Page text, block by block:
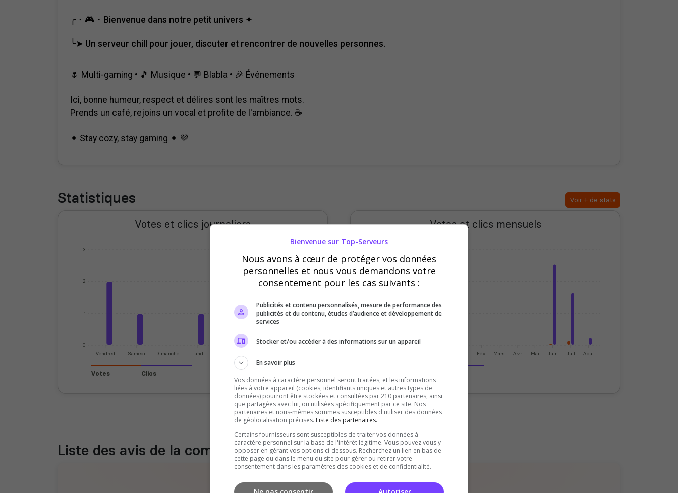
╭・🎮・Bienvenue dans notre petit univers ✦
╰➤ Un serveur chill pour jouer, discuter et rencontrer de nouvelles personnes.
🌷 Multi-gaming • 🎵 Musique • 💬 Blabla • 🎉 Événements
Ici, bonne humeur, respect et délires sont les maîtres mots.
Prends un café, rejoins un vocal et profite de l'ambiance. ☕
✦ Stay cozy, stay gaming ✦ 💜
Statistiques Voir + de stats
Votes et clics journaliers
0
1
2
3
Vendredi Samedi Dimanche Lundi
Votes Clics
Votes et clics mensuels
0
20
40
Fév Mars Avr Mai Juin Juil Aout
Liste des avis de la communauté
Bienvenue sur Top-Serveurs
Nous avons à cœur de protéger vos données
personnelles et nous vous demandons votre
consentement pour les cas suivants :
Publicités et contenu personnalisés, mesure de performance des
publicités et du contenu, études d’audience et développement de
services
Stocker et/ou accéder à des informations sur un appareil
En savoir plus
Vos données à caractère personnel seront traitées, et les informations
liées à votre appareil (cookies, identifiants uniques et autres types de
données) pourront être stockées et consultées par 210 partenaires, ainsi
que partagées avec lui, ou utilisées spécifiquement par ce site. Nos
partenaires et nous-mêmes sommes susceptibles d'utiliser des données
de géolocalisation précises. Liste des partenaires.
Certains fournisseurs sont susceptibles de traiter vos données à
caractère personnel sur la base de l'intérêt légitime. Vous pouvez vous y
opposer en gérant vos options ci-dessous. Recherchez un lien en bas de
cette page ou dans le menu du site pour gérer ou retirer votre
consentement dans les paramètres des cookies et de confidentialité.